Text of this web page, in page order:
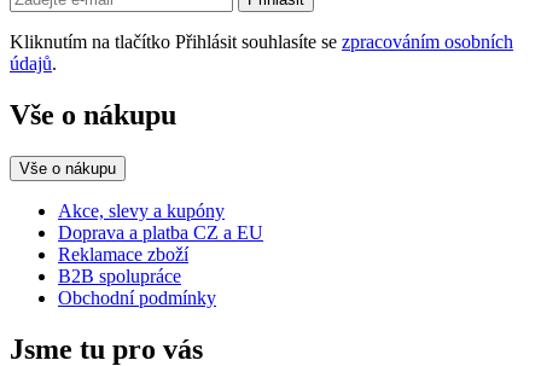
Kliknutím na tlačítko Přihlásit souhlasíte se zpracováním osobních
údajů.
Vše o nákupu
Vše o nákupu
Akce, slevy a kupóny
Doprava a platba CZ a EU
Reklamace zboží
B2B spolupráce
Obchodní podmínky
Jsme tu pro vás